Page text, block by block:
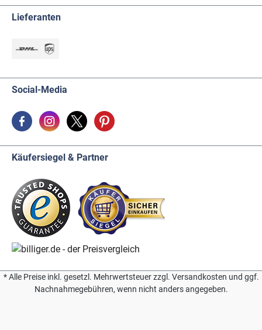
Lieferanten
Social-Media
Käufersiegel & Partner
* Alle Preise inkl. gesetzl. Mehrwertsteuer zzgl. Versandkosten und ggf.
Nachnahmegebühren, wenn nicht anders angegeben.